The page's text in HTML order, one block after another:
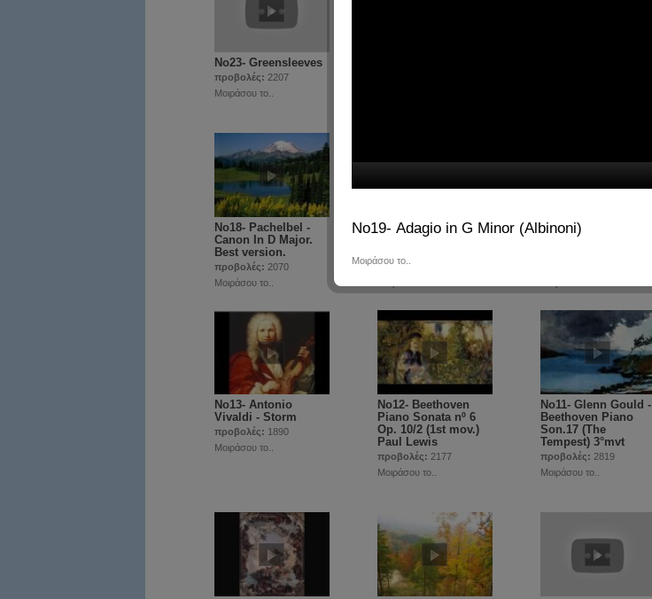
Νο23- Greensleeves
προβολές: 2207
Μοιράσου το..
Νο18- Pachelbel -
Canon In D Major.
Best version.
προβολές: 2070
Μοιράσου το..
Νο17- Antonio
Vivaldi - The Four
προβολές:
Νο16- Antonio
Vivaldi - The Four
Νο13- Antonio
Vivaldi - Storm
προβολές: 1890
Μοιράσου το..
Νο12- Beethoven
Piano Sonata nº 6
Op. 10/2 (1st mov.)
Paul Lewis
προβολές: 2177
Μοιράσου το..
Νο11- Glenn Gould -
Beethoven Piano
Son.17 (The
Tempest) 3°mvt
προβολές: 2819
Μοιράσου το..
Νο19- Adagio in G Minor (Albinoni)
Μοιράσου το..